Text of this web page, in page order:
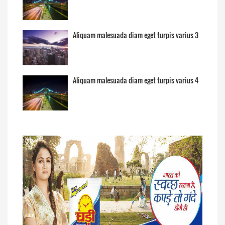
Aliquam malesuada diam eget turpis varius 3
Aliquam malesuada diam eget turpis varius 4